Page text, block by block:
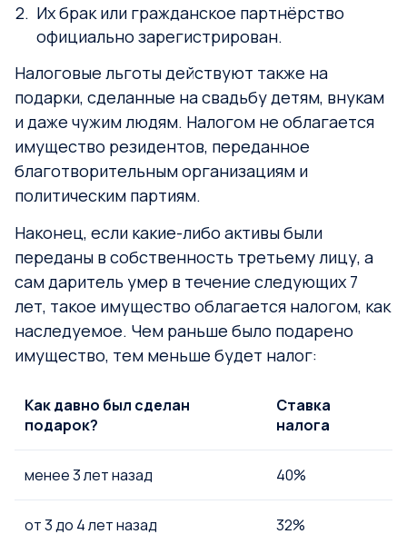
Их брак или гражданское партнёрство
официально зарегистрирован.
Налоговые льготы действуют также на
подарки, сделанные на свадьбу детям, внукам
и даже чужим людям. Налогом не облагается
имущество резидентов, переданное
благотворительным организациям и
политическим партиям.
Наконец, если какие-либо активы были
переданы в собственность третьему лицу, а
сам даритель умер в течение следующих 7
лет, такое имущество облагается налогом, как
наследуемое. Чем раньше было подарено
имущество, тем меньше будет налог:
Как давно был сделан
подарок?
Ставка
налога
менее 3 лет назад 40%
от 3 до 4 лет назад 32%